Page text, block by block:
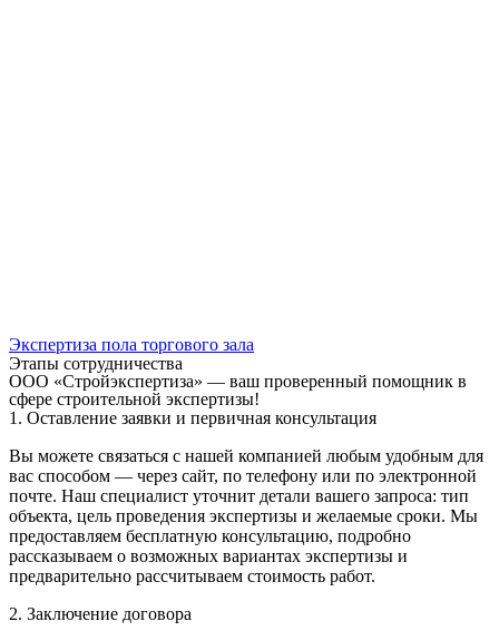
Экспертиза пола торгового зала
Этапы сотрудничества
ООО «Стройэкспертиза» — ваш проверенный помощник в
сфере строительной экспертизы!
1. Оставление заявки и первичная консультация
Вы можете связаться с нашей компанией любым удобным для
вас способом — через сайт, по телефону или по электронной
почте. Наш специалист уточнит детали вашего запроса: тип
объекта, цель проведения экспертизы и желаемые сроки. Мы
предоставляем бесплатную консультацию, подробно
рассказываем о возможных вариантах экспертизы и
предварительно рассчитываем стоимость работ.
2. Заключение договора